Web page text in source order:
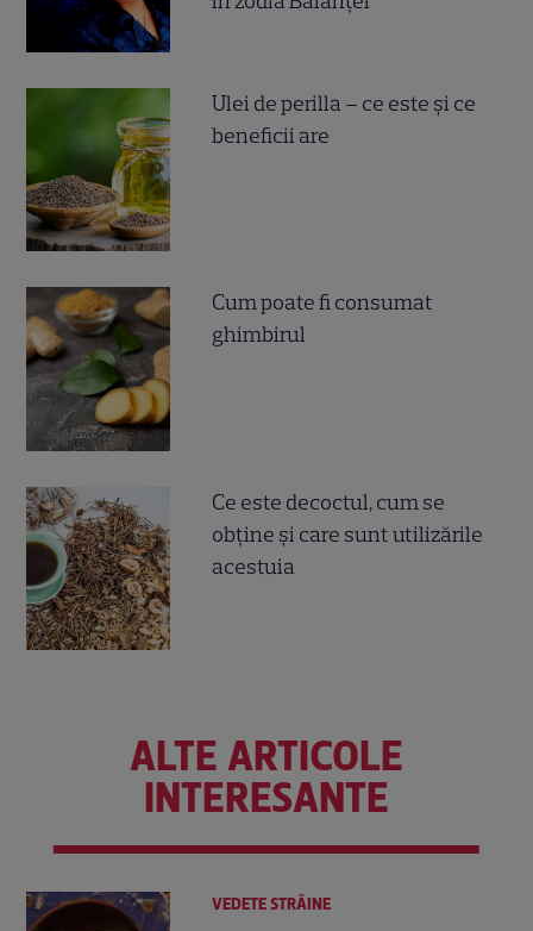
Ulei de perilla – ce este și ce
beneficii are
Cum poate fi consumat
ghimbirul
Ce este decoctul, cum se
obţine şi care sunt utilizările
acestuia
ALTE ARTICOLE
INTERESANTE
VEDETE STRĂINE